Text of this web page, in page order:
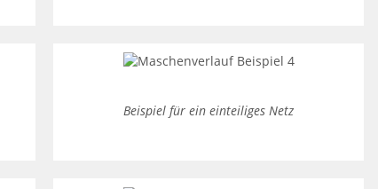
Beispiel für ein einteiliges Netz